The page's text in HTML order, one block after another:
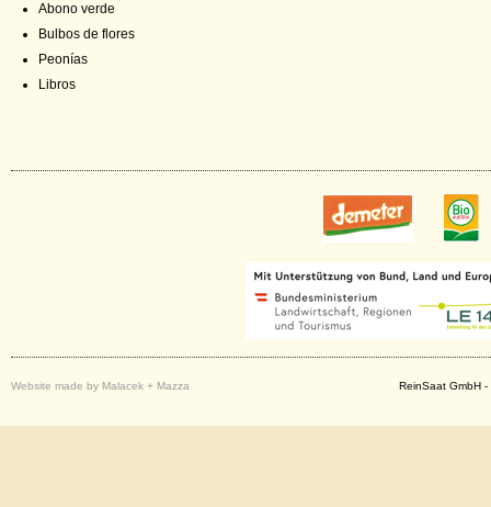
Abono verde
Bulbos de flores
Peonías
Libros
Website made by Malacek + Mazza ReinSaat GmbH